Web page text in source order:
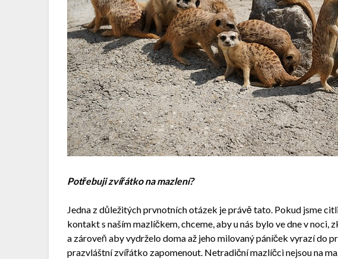
Potřebuji zvířátko na mazlení?
Jedna z důležitých prvnotních otázek je právě tato. Pokud jsme
kontakt s naším mazlíčkem, chceme, aby u nás bylo ve dne v
a zároveň aby vydrželo doma až jeho milovaný páníček vyrazí do
prazvláštní zvířátko zapomenout. Netradiční mazlíčci nejsou na